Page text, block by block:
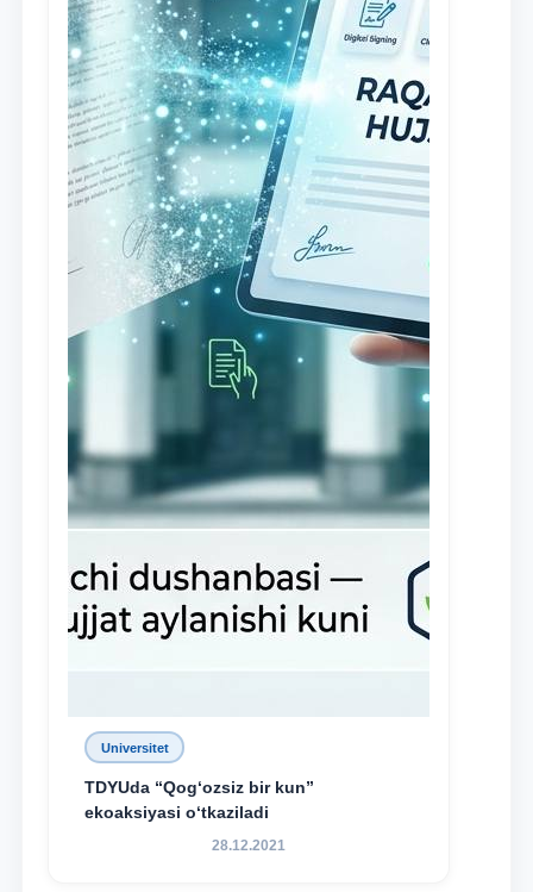
Universitet
TDYUda “Qog‘ozsiz bir kun”
ekoaksiyasi o‘tkaziladi
28.12.2021